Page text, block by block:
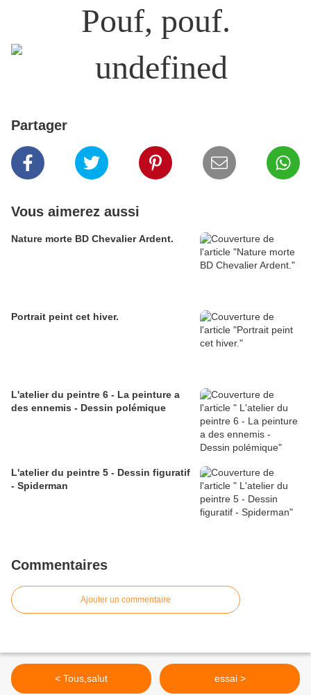
Pouf, pouf.
Partager
Vous aimerez aussi
Nature morte BD Chevalier Ardent.
Portrait peint cet hiver.
L'atelier du peintre 6 - La peinture a
des ennemis - Dessin polémique
L'atelier du peintre 5 - Dessin figuratif
- Spiderman
Commentaires
Ajouter un commentaire
< Tous,salut essai >